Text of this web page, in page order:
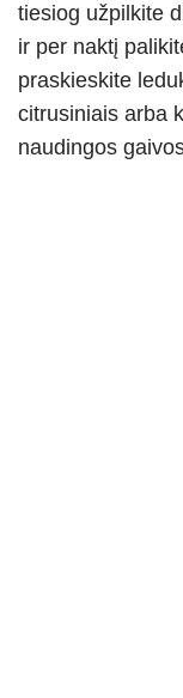
tiesiog užpilkite
ir per naktį
praskieskite
citrusiniais arba
naudingos